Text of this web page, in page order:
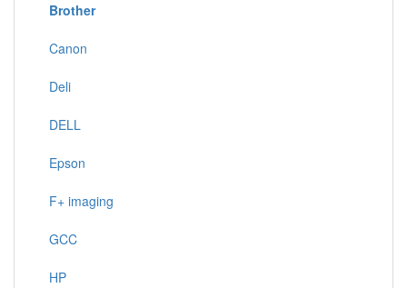
Brother
Canon
Deli
DELL
Epson
F+ imaging
GCC
HP